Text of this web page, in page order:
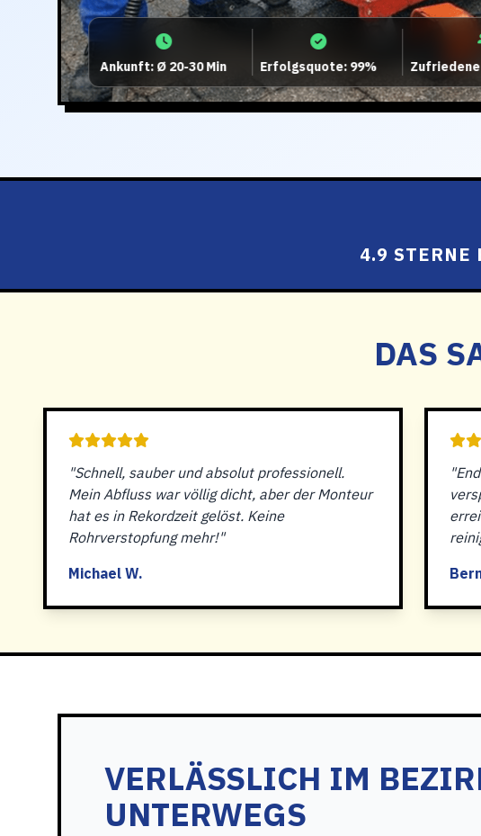
Ankunft: Ø 20-30 Min Erfolgsquote: 99% Zufriedene
4.9 STERNE
DAS
"Schnell, sauber und absolut professionell.
Mein Abfluss war völlig dicht, aber der Monteur
hat es in Rekordzeit gelöst. Keine
Rohrverstopfung mehr!"
Michael W.
VERLÄSSLICH IM
UNTERWEGS